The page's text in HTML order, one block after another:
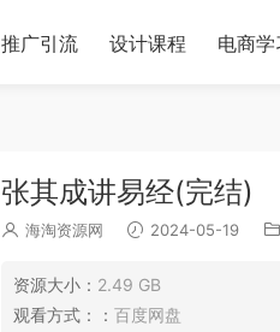
推广引流 设计课程 电商
张其成讲易经(完结)
海淘资源网 2024-05-19
资源大小： 2.49 GB
观看方式：： 百度网盘